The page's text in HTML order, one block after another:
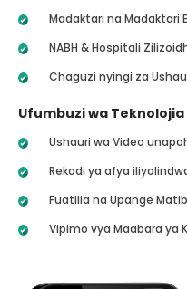
Madaktari na Madaktari
NABH & Hospitali
Chaguzi nyingi za
Ufumbuzi wa Teknolojia
Ushauri wa Video
Rekodi ya afya
Fuatilia na Upange
Vipimo vya Maabara ya